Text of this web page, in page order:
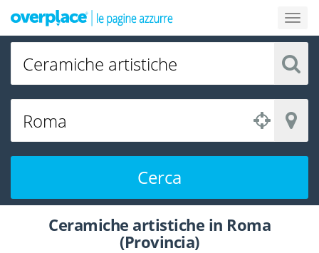
Cerca
Ceramiche artistiche in Roma
(Provincia)